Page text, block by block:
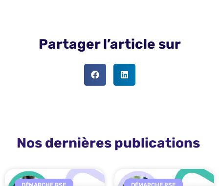
Partager l’article sur
Nos dernières publications